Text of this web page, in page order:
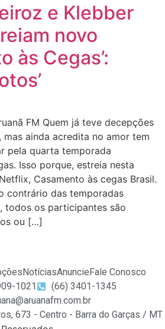
e Klebber
novo
às Cegas’:
FM Quem já teve decepções
mas ainda acredita no amor tem
pela quarta temporada
Isso porque, estreia nesta
Casamento às cegas Brasil.
contrário das temporadas
todos os participantes são
ou […]
NotíciasAnuncie Fale Conosco
1021
(66) 3401-1345
673 - Centro - Barra do Garças / MT